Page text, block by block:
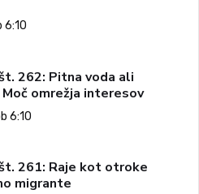
6:10
262: Pitna voda ali
omrežja interesov
6:10
261: Raje kot otroke
migrante